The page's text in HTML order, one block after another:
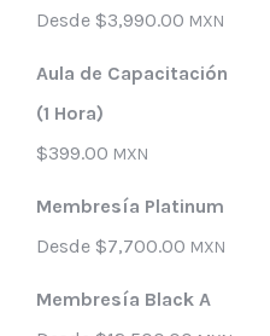
Desde $3,990.00 MXN
Aula de Capacitación
(1 Hora)
$399.00 MXN
Membresía Platinum
Desde $7,700.00 MXN
Membresía Black A